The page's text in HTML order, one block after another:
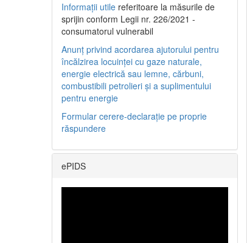
Informații utile referitoare la măsurile de
sprijin conform Legii nr. 226/2021 -
consumatorul vulnerabil
Anunț privind acordarea ajutorului pentru
încălzirea locuinței cu gaze naturale,
energie electrică sau lemne, cărbuni,
combustibili petrolieri și a suplimentului
pentru energie
Formular cerere-declarație pe proprie
răspundere
ePIDS